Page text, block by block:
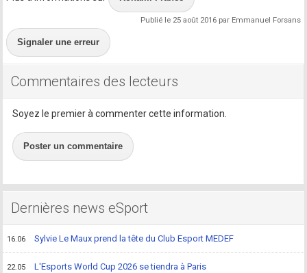
Publié le 25 août 2016 par Emmanuel Forsans
Signaler une erreur
Commentaires des lecteurs
Soyez le premier à commenter cette information.
Poster un commentaire
Dernières news eSport
16.06 Sylvie Le Maux prend la tête du Club Esport MEDEF
22.05 L'Esports World Cup 2026 se tiendra à Paris